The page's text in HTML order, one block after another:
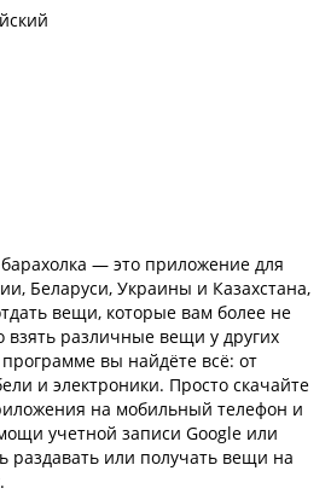
— это приложение для
Беларуси, Украины и Казахстана,
вещи, которые вам более не
взять различные вещи у других
вы найдёте всё: от
и электроники. Просто скачайте
на мобильный телефон и
учетной записи Google или
раздавать или получать вещи на